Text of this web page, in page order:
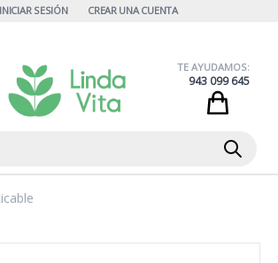
INICIAR SESIÓN CREAR UNA CUENTA
Buscar
TE AYUDAMOS:
943 099 645